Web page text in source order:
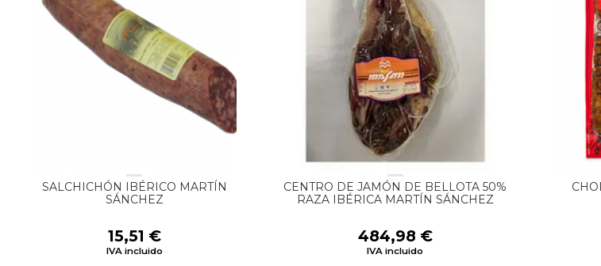
SALCHICHÓN IBÉRICO MARTÍN
SÁNCHEZ
15,51 €
IVA incluido
CENTRO DE JAMÓN DE BELLOTA 50%
RAZA IBÉRICA MARTÍN SÁNCHEZ
484,98 €
IVA incluido